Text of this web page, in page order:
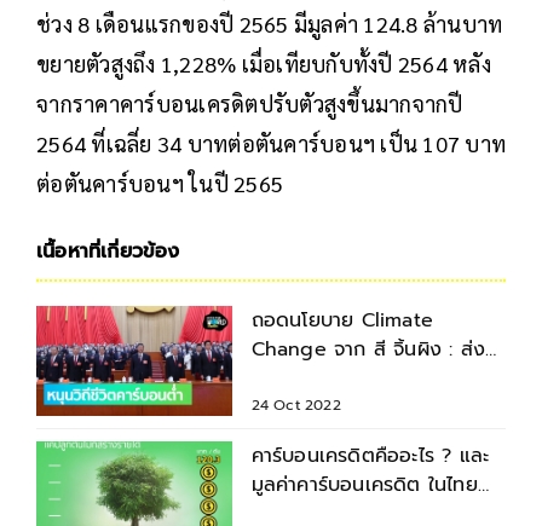
ช่วง 8 เดือนแรกของปี 2565 มีมูลค่า 124.8 ล้านบาท
ขยายตัวสูงถึง 1,228% เมื่อเทียบกับทั้งปี 2564 หลัง
จากราคาคาร์บอนเครดิตปรับตัวสูงขึ้นมากจากปี
2564 ที่เฉลี่ย 34 บาทต่อตันคาร์บอนฯ เป็น 107 บาท
ต่อตันคาร์บอนฯ ในปี 2565
เนื้อหาที่เกี่ยวข้อง
ถอดนโยบาย Climate
Change จาก สี จิ้นผิง : ส่ง
24 Oct 2022
คาร์บอนเครดิตคืออะไร ? และ
มูลค่าคาร์บอนเครดิต ในไทย